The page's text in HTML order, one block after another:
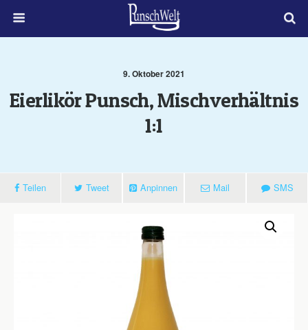
9. Oktober 2021
Eierlikör Punsch, Mischverhältnis
1:1
Teilen Tweet Anpinnen Mail SMS